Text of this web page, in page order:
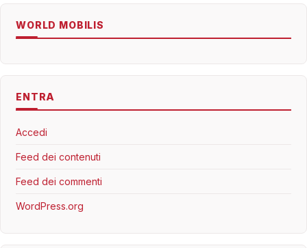
WORLD MOBILIS
ENTRA
Accedi
Feed dei contenuti
Feed dei commenti
WordPress.org